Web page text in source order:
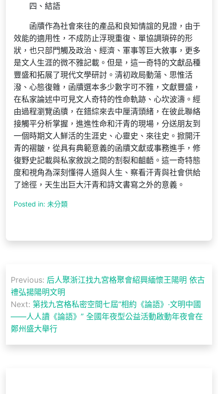
四、結語
函牘作為社會來往的產品和良知情誼的見證，由于
效能的適用性，不成防止浮現重復、單協調瑣碎的形
狀，也只部門觸及政治、經濟、軍事等巨大敘事，更多
是文人生涯的微不雅記載。但是，這一奇特的文獻品種
豐盛和拓展了現代文學研討。清初政局動蕩、思惟活
潑、心態復雜，函牘選本多少數字可不雅，文獻豐盛，
在私家論述中可見文人奇特的性命軌跡、心坎波濤。經
由過程瀏覽函牘，在錯綜來去中厘清頭緒，在彼此聯絡
接觸平分析掌握，進進性命和汗青的現場，分送朋友到
一個時期文人鮮活的生涯史、心靈史、來往史。掀開汗
青的褶皺，從具有典範意義的函牘文獻或事務進手，修
復野史記載與私家敘說之間的割裂和齟齬。這一奇特態
度和視角為深刻懂得人道與人生、察看汗青與社會供給
了途徑，天生出巨大汗青和詩文書寫之外的意義。
Posted in: 未分類
章
導
覽
Previous: 后人聚浙江找九宮格聚會紹興緬懷王陽明 依古
禮弘揚陽明文明
Next: 第找九宮格私密空間七屆“相約《論語》·文明中國
——人人讀《論語》” 全國年夜型公益活動啟動年夜會在
鄭州盛大舉行